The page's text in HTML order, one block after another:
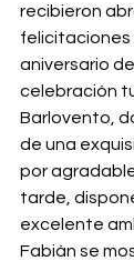
recibieron
felicitaciones
aniversario
celebración
Barlovento,
de una
por
tarde,
excelente
Fabián se